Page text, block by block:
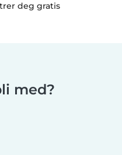
deg gratis
med?